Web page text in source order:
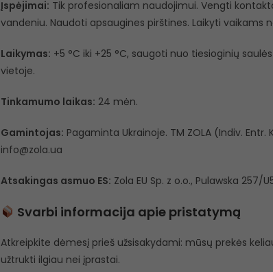
Įspėjimai: Tik profesionaliam naudojimui. Vengti
vandeniu. Naudoti apsaugines pirštines. Laikyti vaikams
Laikymas: +5 °C iki +25 °C, saugoti nuo tiesioginių
vietoje.
Tinkamumo laikas: 24 mėn.
Gamintojas: Pagaminta Ukrainoje. TM ZOLA (Indiv.
info@zola.ua
Atsakingas asmuo ES: Zola EU Sp. z o.o., Pulawska 257/
Svarbi informacija apie pristatymą
Atkreipkite dėmesį prieš užsisakydami: mūsų prekės
užtrukti ilgiau nei įprastai.